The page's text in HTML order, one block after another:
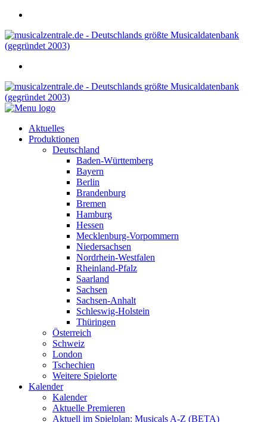
Aktuelles
Produktionen
Deutschland
Baden-Württemberg
Bayern
Berlin
Brandenburg
Bremen
Hamburg
Hessen
Mecklenburg-Vorpommern
Niedersachsen
Nordrhein-Westfalen
Rheinland-Pfalz
Saarland
Sachsen
Sachsen-Anhalt
Schleswig-Holstein
Thüringen
Österreich
Schweiz
London
Tschechien
Weitere Spielorte
Kalender
Kalender
Aktuelle Premieren
Aktuell im Spielplan: Musicals A-Z (BETA)